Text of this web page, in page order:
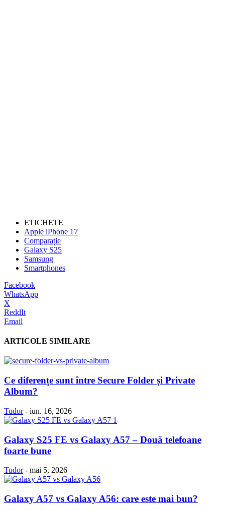
ETICHETE
Apple iPhone 17
Comparație
Galaxy S25
Samsung
Smartphones
Facebook
WhatsApp
X
ReddIt
Email
ARTICOLE SIMILARE
Ce diferențe sunt între Secure Folder și Private
Album?
Tudor - iun. 16, 2026
Galaxy S25 FE vs Galaxy A57 – Două telefoane
foarte bune
Tudor - mai 5, 2026
Galaxy A57 vs Galaxy A56: care este mai bun?